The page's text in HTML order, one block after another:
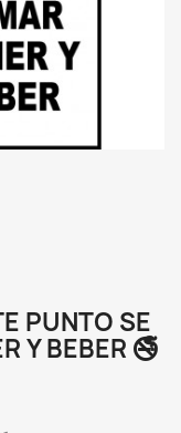
PUNTO SE
Y BEBER 🚭